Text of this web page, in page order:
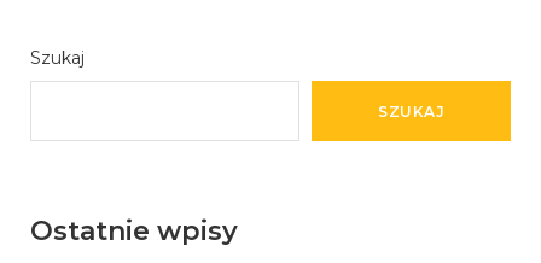
Szukaj
SZUKAJ
Ostatnie wpisy